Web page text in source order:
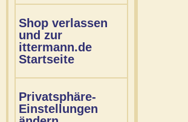
Shop verlassen
und zur
ittermann.de
Startseite
Privatsphäre-
Einstellungen